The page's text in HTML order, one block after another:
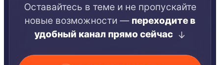
Оставайтесь в теме и не пропускайте
новые возможности — переходите в
удобный канал прямо сейчас ↓